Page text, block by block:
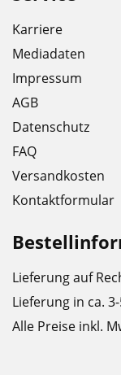
Karriere
Mediadaten
Impressum
AGB
Datenschutz
FAQ
Versandkosten
Kontaktformular
Lieferung auf
Lieferung in ca.
Alle Preise inkl.